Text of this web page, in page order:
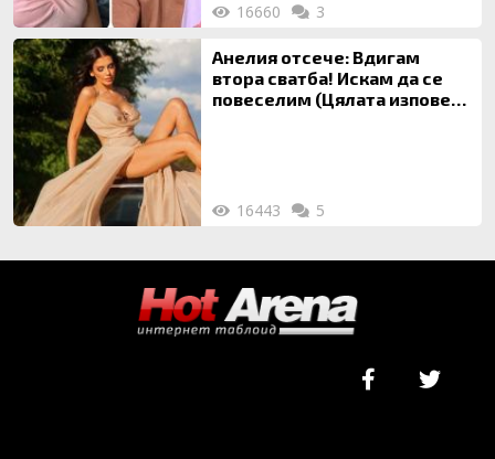
16660 3
Анелия отсече: Вдигам
втора сватба! Искам да се
повеселим (Цялата изповед
16443 5